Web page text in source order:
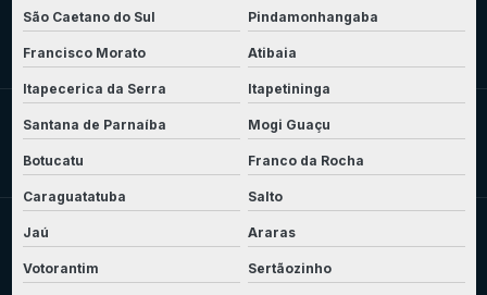
São Caetano do Sul Pindamonhangaba
Francisco Morato Atibaia
Itapecerica da Serra Itapetininga
Santana de Parnaíba Mogi Guaçu
Botucatu Franco da Rocha
Caraguatatuba Salto
Jaú Araras
Votorantim Sertãozinho